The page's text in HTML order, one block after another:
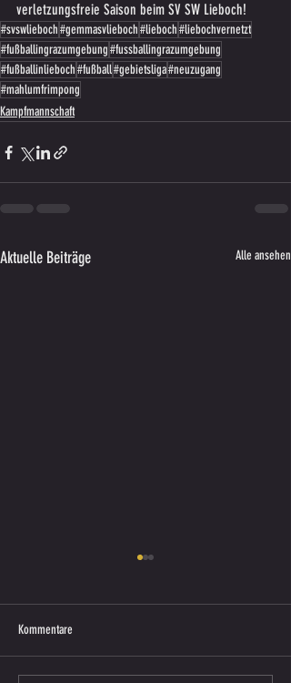
verletzungsfreie Saison beim SV SW Lieboch!
#svswlieboch#gemmasvlieboch#lieboch#liebochvernetzt
#fußballingrazumgebung#fussballingrazumgebung
#fußballinlieboch#fußball#gebietsliga#neuzugang
#mahlumfrimpong
Kampfmannschaft
Aktuelle Beiträge Alle ansehen
Kommentare